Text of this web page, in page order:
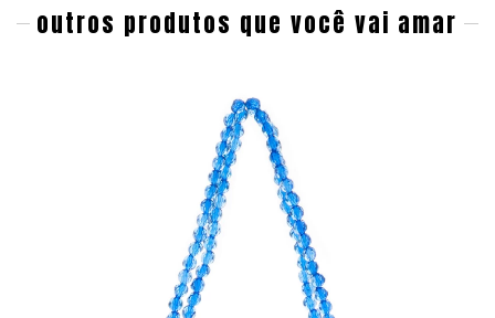
outros produtos que você vai amar